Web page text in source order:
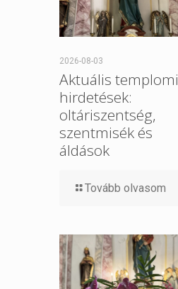
2026-08-03
Aktuális templomi
hirdetések:
oltáriszentség,
szentmisék és
áldások
Tovább olvasom